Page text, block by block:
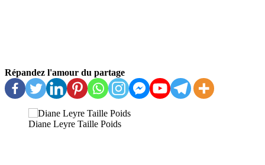
Répandez l'amour du partage
Diane Leyre Taille Poids